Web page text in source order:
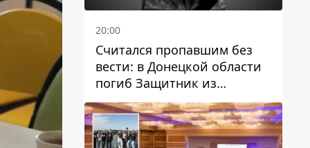
20:00
Считался пропавшим без
вести: в Донецкой области
погиб Защитник из
Каменского Антон
Красовский